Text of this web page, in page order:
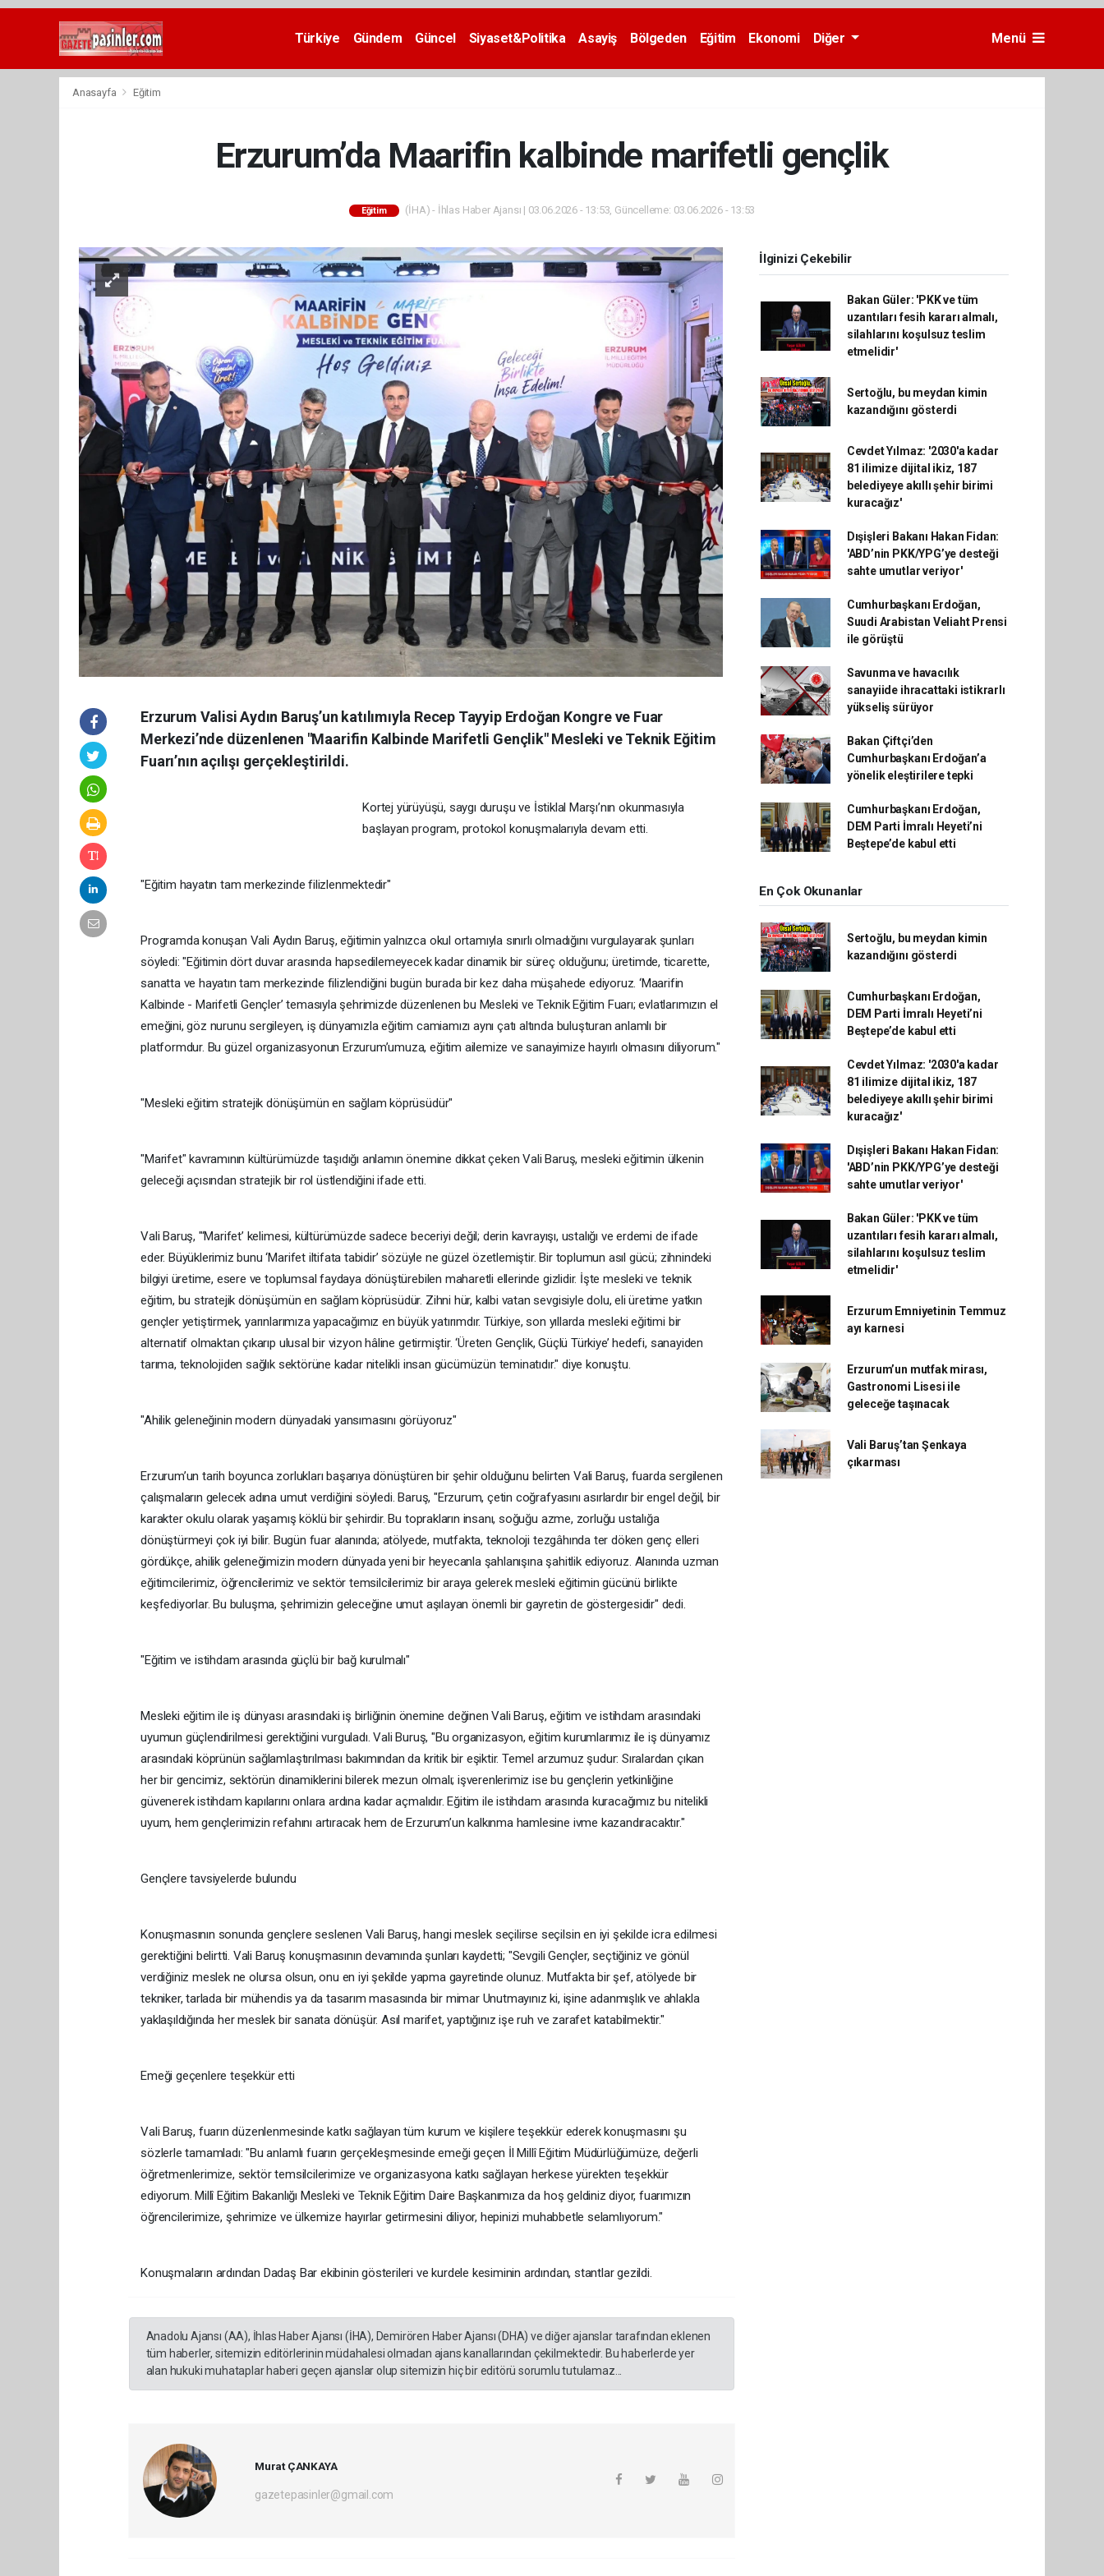
Deneme
Türkiye Gündem Güncel Siyaset&Politika Asayiş Bölgeden Eğitim Ekonomi Diğer Menü
Anasayfa Eğitim
Erzurum’da Maarifin kalbinde marifetli gençlik
Eğitim (İHA) - İhlas Haber Ajansı | 03.06.2026 - 13:53, Güncelleme: 03.06.2026 - 13:53
Erzurum Valisi Aydın Baruş’un katılımıyla Recep Tayyip Erdoğan Kongre ve Fuar
Merkezi’nde düzenlenen "Maarifin Kalbinde Marifetli Gençlik" Mesleki ve Teknik Eğitim
Fuarı’nın açılışı gerçekleştirildi.
Kortej yürüyüşü, saygı duruşu ve İstiklal Marşı’nın okunmasıyla
başlayan program, protokol konuşmalarıyla devam etti.
"Eğitim hayatın tam merkezinde filizlenmektedir"
Programda konuşan Vali Aydın Baruş, eğitimin yalnızca okul ortamıyla sınırlı olmadığını vurgulayarak şunları
söyledi: "Eğitimin dört duvar arasında hapsedilemeyecek kadar dinamik bir süreç olduğunu; üretimde, ticarette,
sanatta ve hayatın tam merkezinde filizlendiğini bugün burada bir kez daha müşahede ediyoruz. ‘Maarifin
Kalbinde - Marifetli Gençler’ temasıyla şehrimizde düzenlenen bu Mesleki ve Teknik Eğitim Fuarı; evlatlarımızın el
emeğini, göz nurunu sergileyen, iş dünyamızla eğitim camiamızı aynı çatı altında buluşturan anlamlı bir
platformdur. Bu güzel organizasyonun Erzurum’umuza, eğitim ailemize ve sanayimize hayırlı olmasını diliyorum."
"Mesleki eğitim stratejik dönüşümün en sağlam köprüsüdür"
"Marifet" kavramının kültürümüzde taşıdığı anlamın önemine dikkat çeken Vali Baruş, mesleki eğitimin ülkenin
geleceği açısından stratejik bir rol üstlendiğini ifade etti.
Vali Baruş, "‘Marifet’ kelimesi, kültürümüzde sadece beceriyi değil; derin kavrayışı, ustalığı ve erdemi de ifade
eder. Büyüklerimiz bunu ‘Marifet iltifata tabidir’ sözüyle ne güzel özetlemiştir. Bir toplumun asıl gücü; zihnindeki
bilgiyi üretime, esere ve toplumsal faydaya dönüştürebilen maharetli ellerinde gizlidir. İşte mesleki ve teknik
eğitim, bu stratejik dönüşümün en sağlam köprüsüdür. Zihni hür, kalbi vatan sevgisiyle dolu, eli üretime yatkın
gençler yetiştirmek, yarınlarımıza yapacağımız en büyük yatırımdır. Türkiye, son yıllarda mesleki eğitimi bir
alternatif olmaktan çıkarıp ulusal bir vizyon hâline getirmiştir. ‘Üreten Gençlik, Güçlü Türkiye’ hedefi, sanayiden
tarıma, teknolojiden sağlık sektörüne kadar nitelikli insan gücümüzün teminatıdır." diye konuştu.
"Ahilik geleneğinin modern dünyadaki yansımasını görüyoruz"
Erzurum’un tarih boyunca zorlukları başarıya dönüştüren bir şehir olduğunu belirten Vali Baruş, fuarda sergilenen
çalışmaların gelecek adına umut verdiğini söyledi. Baruş, "Erzurum, çetin coğrafyasını asırlardır bir engel değil, bir
karakter okulu olarak yaşamış köklü bir şehirdir. Bu toprakların insanı, soğuğu azme, zorluğu ustalığa
dönüştürmeyi çok iyi bilir. Bugün fuar alanında; atölyede, mutfakta, teknoloji tezgâhında ter döken genç elleri
gördükçe, ahilik geleneğimizin modern dünyada yeni bir heyecanla şahlanışına şahitlik ediyoruz. Alanında uzman
eğitimcilerimiz, öğrencilerimiz ve sektör temsilcilerimiz bir araya gelerek mesleki eğitimin gücünü birlikte
keşfediyorlar. Bu buluşma, şehrimizin geleceğine umut aşılayan önemli bir gayretin de göstergesidir" dedi.
"Eğitim ve istihdam arasında güçlü bir bağ kurulmalı"
Mesleki eğitim ile iş dünyası arasındaki iş birliğinin önemine değinen Vali Baruş, eğitim ve istihdam arasındaki
uyumun güçlendirilmesi gerektiğini vurguladı. Vali Buruş, "Bu organizasyon, eğitim kurumlarımız ile iş dünyamız
arasındaki köprünün sağlamlaştırılması bakımından da kritik bir eşiktir. Temel arzumuz şudur: Sıralardan çıkan
her bir gencimiz, sektörün dinamiklerini bilerek mezun olmalı; işverenlerimiz ise bu gençlerin yetkinliğine
güvenerek istihdam kapılarını onlara ardına kadar açmalıdır. Eğitim ile istihdam arasında kuracağımız bu nitelikli
uyum, hem gençlerimizin refahını artıracak hem de Erzurum’un kalkınma hamlesine ivme kazandıracaktır."
Gençlere tavsiyelerde bulundu
Konuşmasının sonunda gençlere seslenen Vali Baruş, hangi meslek seçilirse seçilsin en iyi şekilde icra edilmesi
gerektiğini belirtti. Vali Baruş konuşmasının devamında şunları kaydetti; "Sevgili Gençler, seçtiğiniz ve gönül
verdiğiniz meslek ne olursa olsun, onu en iyi şekilde yapma gayretinde olunuz. Mutfakta bir şef, atölyede bir
tekniker, tarlada bir mühendis ya da tasarım masasında bir mimar Unutmayınız ki, işine adanmışlık ve ahlakla
yaklaşıldığında her meslek bir sanata dönüşür. Asıl marifet, yaptığınız işe ruh ve zarafet katabilmektir."
Emeği geçenlere teşekkür etti
Vali Baruş, fuarın düzenlenmesinde katkı sağlayan tüm kurum ve kişilere teşekkür ederek konuşmasını şu
sözlerle tamamladı: "Bu anlamlı fuarın gerçekleşmesinde emeği geçen İl Millî Eğitim Müdürlüğümüze, değerli
öğretmenlerimize, sektör temsilcilerimize ve organizasyona katkı sağlayan herkese yürekten teşekkür
ediyorum. Millî Eğitim Bakanlığı Mesleki ve Teknik Eğitim Daire Başkanımıza da hoş geldiniz diyor, fuarımızın
öğrencilerimize, şehrimize ve ülkemize hayırlar getirmesini diliyor, hepinizi muhabbetle selamlıyorum."
Konuşmaların ardından Dadaş Bar ekibinin gösterileri ve kurdele kesiminin ardından, stantlar gezildi.
Anadolu Ajansı (AA), İhlas Haber Ajansı (İHA), Demirören Haber Ajansı (DHA) ve diğer ajanslar tarafından eklenen
tüm haberler, sitemizin editörlerinin müdahalesi olmadan ajans kanallarından çekilmektedir. Bu haberlerde yer
alan hukuki muhataplar haberi geçen ajanslar olup sitemizin hiç bir editörü sorumlu tutulamaz...
Murat ÇANKAYA
gazetepasinler@gmail.com
İlginizi Çekebilir
Bakan Güler: 'PKK ve tüm
uzantıları fesih kararı almalı,
silahlarını koşulsuz teslim
etmelidir'
Sertoğlu, bu meydan kimin
kazandığını gösterdi
Cevdet Yılmaz: '2030'a kadar
81 ilimize dijital ikiz, 187
belediyeye akıllı şehir birimi
kuracağız'
Dışişleri Bakanı Hakan Fidan:
'ABD’nin PKK/YPG’ye desteği
sahte umutlar veriyor'
Cumhurbaşkanı Erdoğan,
Suudi Arabistan Veliaht Prensi
ile görüştü
Savunma ve havacılık
sanayiide ihracattaki istikrarlı
yükseliş sürüyor
Bakan Çiftçi’den
Cumhurbaşkanı Erdoğan’a
yönelik eleştirilere tepki
Cumhurbaşkanı Erdoğan,
DEM Parti İmralı Heyeti’ni
Beştepe’de kabul etti
En Çok Okunanlar
Sertoğlu, bu meydan kimin
kazandığını gösterdi
Cumhurbaşkanı Erdoğan,
DEM Parti İmralı Heyeti’ni
Beştepe’de kabul etti
Cevdet Yılmaz: '2030'a kadar
81 ilimize dijital ikiz, 187
belediyeye akıllı şehir birimi
kuracağız'
Dışişleri Bakanı Hakan Fidan:
'ABD’nin PKK/YPG’ye desteği
sahte umutlar veriyor'
Bakan Güler: 'PKK ve tüm
uzantıları fesih kararı almalı,
silahlarını koşulsuz teslim
etmelidir'
Erzurum Emniyetinin Temmuz
ayı karnesi
Erzurum’un mutfak mirası,
Gastronomi Lisesi ile
geleceğe taşınacak
Vali Baruş’tan Şenkaya
çıkarması